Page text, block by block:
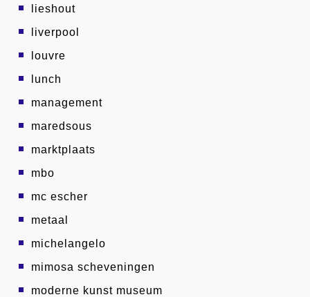
lieshout
liverpool
louvre
lunch
management
maredsous
marktplaats
mbo
mc escher
metaal
michelangelo
mimosa scheveningen
moderne kunst museum